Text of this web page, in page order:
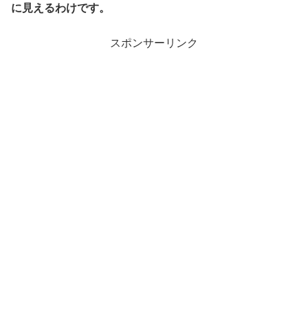
に見えるわけです。
スポンサーリンク